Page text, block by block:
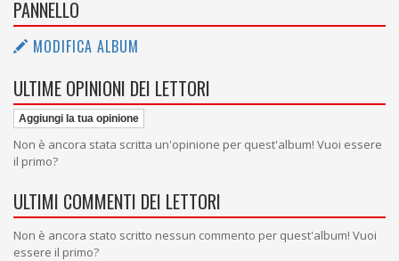
PANNELLO
MODIFICA ALBUM
ULTIME OPINIONI DEI LETTORI
Aggiungi la tua opinione
Non è ancora stata scritta un'opinione per quest'album! Vuoi essere
il primo?
ULTIMI COMMENTI DEI LETTORI
Non è ancora stato scritto nessun commento per quest'album! Vuoi
essere il primo?